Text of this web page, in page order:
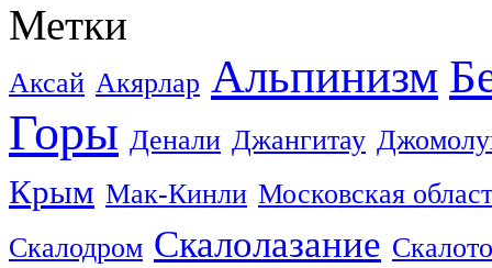
Метки
Аксай Акярлар Альпинизм
Горы Денали Джангитау
Крым Мак-Кинли Московская
Скалодром Скалолазание